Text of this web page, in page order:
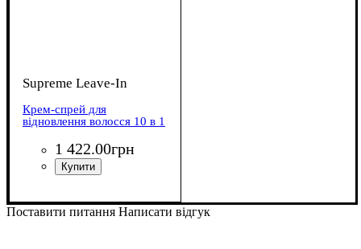
Supreme Leave-In
Крем-спрей для
відновлення волосся 10 в 1
1 422.00грн
Поставити питання Написати відгук